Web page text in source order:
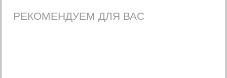
РЕКОМЕНДУЕМ ДЛЯ ВАС